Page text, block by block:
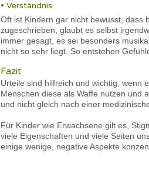
• Verständnis
Oft ist Kindern gar nicht bewusst, dass
zugeschrieben, glaubt es selbst
immer gesagt, es sei besonders
nicht so sehr liegt. So entstehen
Fazit
Urteile sind hilfreich und wichtig, wenn
Menschen diese als Waffe nutzen und
und nicht gleich nach einer
Für Kinder wie Erwachsene gilt es,
viele Eigenschaften und viele Seiten
einige wenige, negative Aspekte